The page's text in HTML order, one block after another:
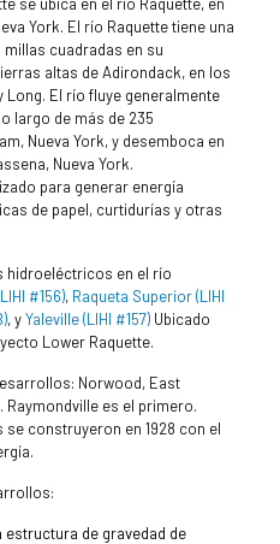
York. El río Raquette tiene una
millas cuadradas en su
altas de Adirondack, en los
Long. El río fluye generalmente
largo de más de 235
Nueva York, y desemboca en
Nueva York.
para generar energía
de papel, curtidurías y otras
hidroeléctricos en el río
#156), Raqueta Superior (LIHI
, yYaleville (LIHI #157)Ubicado
Lower Raquette.
Norwood, East
Raymondville es el primero.
construyeron en 1928 con el
estructura de gravedad de